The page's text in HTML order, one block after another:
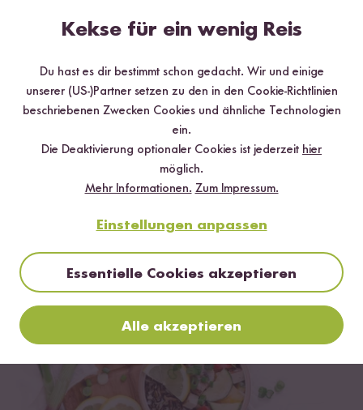
Wildreissalat mit Paprika, Mango &
Frühlingszwiebeln
Kekse für ein wenig Reis
Du hast es dir bestimmt schon gedacht. Wir und einige
unserer (US-)Partner setzen zu den in den Cookie-Richtlinien
beschriebenen Zwecken Cookies und ähnliche Technologien
ein.
Die Deaktivierung optionaler Cookies ist jederzeit hier
möglich.
Mehr Informationen. Zum Impressum.
Einstellungen anpassen
Essentielle Cookies akzeptieren
Alle akzeptieren